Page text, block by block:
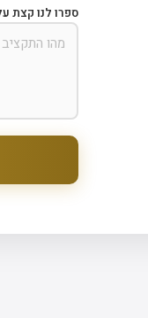
ספרו לנו קצת